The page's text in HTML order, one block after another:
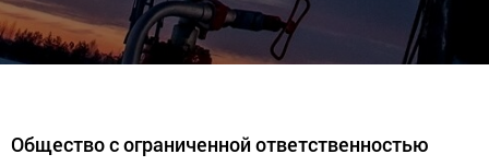
Общество с ограниченной ответственностью